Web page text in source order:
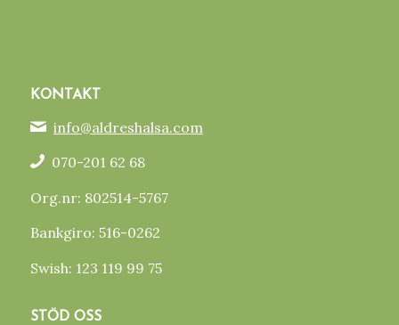
KONTAKT
info@aldreshalsa.com
070-201 62 68
Org.nr: 802514-5767
Bankgiro: 516-0262
Swish: 123 119 99 75
STÖD OSS